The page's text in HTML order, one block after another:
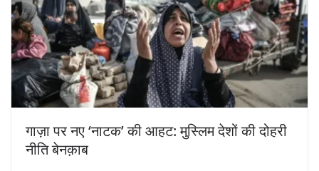
गाज़ा पर नए ‘नाटक’ की आहट: मुस्लिम देशों की दोहरी
नीति बेनक़ाब